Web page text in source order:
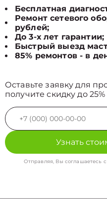
Бесплатная
Ремонт сетевого
рублей;
До 3-х лет гарантии;
Быстрый выезд
85% ремонтов - в
Оставьте заявку для
получите скидку до 25%
Узнать
Отправляя, Вы соглашаетесь с